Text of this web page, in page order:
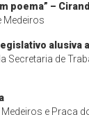
poema” –
Medeiros
alusiva
Secretaria de
e Praça